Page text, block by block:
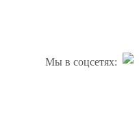
Мы в соцсетях: